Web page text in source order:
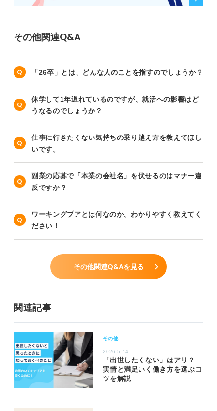
その他関連Q&A
「26卒」とは、どんな人のことを指すのでしょうか？
休学して1年遅れているのですが、就活への影響はど
うなるのでしょうか？
仕事に行きたくない気持ちの乗り越え方を教えてほし
いです。
副業の応募で「本業の会社名」を伏せるのはマナー違
反ですか？
ワーキングプアとは何なのか、わかりやすく教えてく
ださい！
その他関連Q&Aを見る
関連記事
その他
2026.5.14
「出世したくない」はアリ？
実情と満足いく働き方を選ぶコ
ツを解説